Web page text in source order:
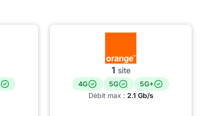
1 site
4G 5G
5G+
Débit max : 2.1 Gb/s